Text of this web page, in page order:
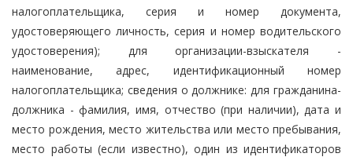
налогоплательщика, серия и номер документа,
удостоверяющего личность, серия и номер водительского
удостоверения); для организации-взыскателя -
наименование, адрес, идентификационный номер
налогоплательщика; сведения о должнике: для гражданина-
должника - фамилия, имя, отчество (при наличии), дата и
место рождения, место жительства или место пребывания,
место работы (если известно), один из идентификаторов